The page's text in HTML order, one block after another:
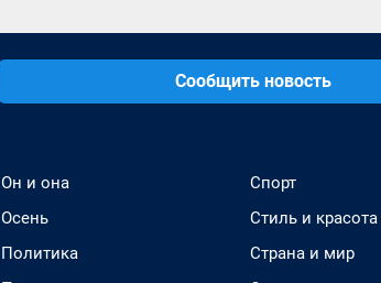
Сообщить новость
Он и она
Осень
Политика
Спорт
Стиль и красота
Страна и мир